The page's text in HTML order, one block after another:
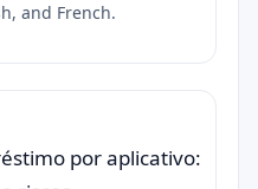
and French.
por aplicativo: